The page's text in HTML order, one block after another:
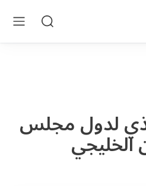
لدول مجلس
الخليجي